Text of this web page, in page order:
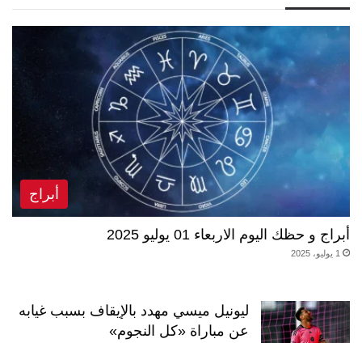
أبراج
أبراج و حظك اليوم الاربعاء 01 يوليو 2025
1 يوليو، 2025
ليونيل ميسي مهدد بالإيقاف بسبب غيابه
عن مباراة «كل النجوم»